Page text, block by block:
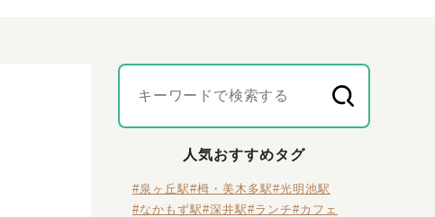
人気おすすめタグ
#泉ヶ丘駅#栂・美木多駅#光明池駅
#なかもず駅#深井駅#ランチ#カフェ